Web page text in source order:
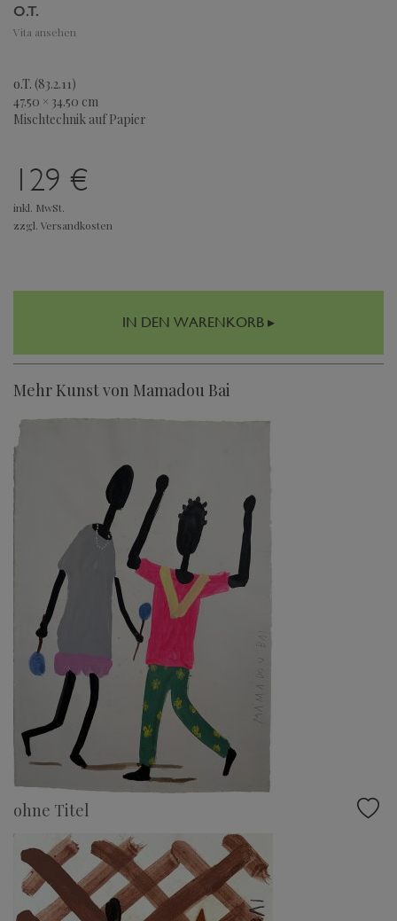
O.T.
Vita ansehen
o.T. (83.2.11)
47.50 × 34.50 cm
Mischtechnik auf Papier
129 €
inkl. MwSt.
zzgl. Versandkosten
IN DEN WARENKORB ▸
Mehr Kunst von Mamadou Bai
ohne Titel